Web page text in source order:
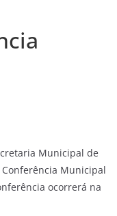
Municipal de
Conferência Municipal
ocorrerá na